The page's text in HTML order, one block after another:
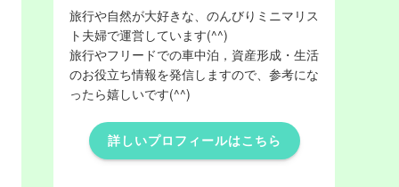
旅行や自然が大好きな、のんびりミニマリス
ト夫婦で運営しています(^^)
旅行やフリードでの車中泊，資産形成・生活
のお役立ち情報を発信しますので、参考にな
ったら嬉しいです(^^)
詳しいプロフィールはこちら